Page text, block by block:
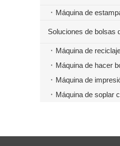
Soluciones de bolsas
Máquina de
Máquina de hacer
Máquina de
Máquina de soplar